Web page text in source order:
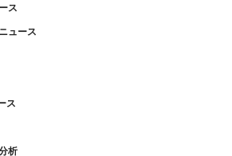
ス
ュース
ス
析